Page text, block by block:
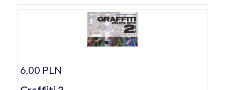
6,00 PLN